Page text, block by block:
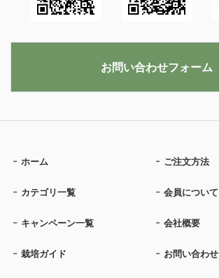
ホーム ご注文方法
カテゴリ一覧 会員について
キャンペーン一覧 会社概要
栽培ガイド お問い合わせ
お問い合わせフォーム